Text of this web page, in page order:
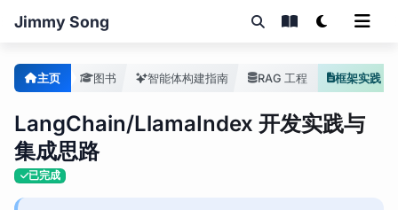
Jimmy Song
主页 图书 智能体构建指南 RAG 工程 框架实践
LangChain/LlamaIndex 开发实践与
集成思路
已完成